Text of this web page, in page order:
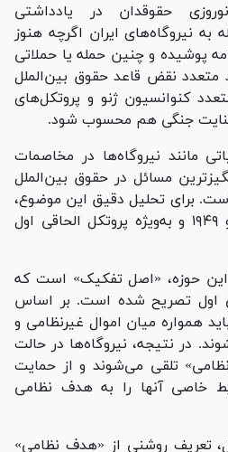
حقوقدان در یادداشتی
نیروگاه‌های ایران اگرچه هنوز
پوشیده و چنین حمله یا حملاتی
متعدد نقض قاعد حقوق بین‌الملل
کنوانسیون ژنو و پروتکل‌های
جنگی هم محسوب شود.
مانند نیروگاه‌ها در مخاصمات
مسائل در حقوق بین‌الملل
برای تحلیل دقیق این موضوع،
باید به کنوانسیون‌های ژنو ۱۹۴۹ و به‌ویژه پروتکل الحاقی اول
حوزه، «اصل تفکیک» است که
الحاقی اول تصریح شده است. بر اساس
همواره میان اموال غیرنظامی و
در نتیجه، نیروگاه‌ها در حالت
تلقی می‌شوند و از حمایت
خاصی آنها را به هدف نظامی
اول، تعریف روشنی از «هدف نظامی»